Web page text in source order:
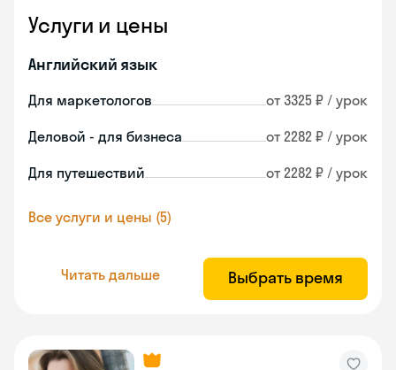
Услуги и цены
Английский язык
Для маркетологов от 3325 ₽ / урок
Деловой - для бизнеса от 2282 ₽ / урок
Для путешествий от 2282 ₽ / урок
Все услуги и цены (5)
Читать дальше Выбрать время